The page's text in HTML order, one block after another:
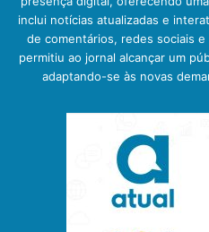
inclui notícias atualizadas e
de comentários, redes sociais
permitiu ao jornal alcançar um
adaptando-se às novas